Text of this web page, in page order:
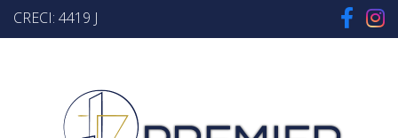
CRECI: 4419 J